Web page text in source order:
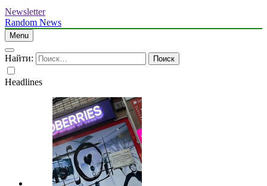
Newsletter
Random News
Menu
Найти:
Headlines